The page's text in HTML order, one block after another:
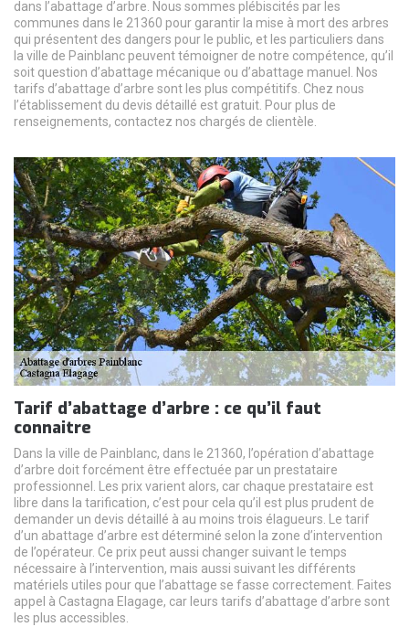
dans l’abattage d’arbre. Nous sommes plébiscités par les
communes dans le 21360 pour garantir la mise à mort des arbres
qui présentent des dangers pour le public, et les particuliers dans
la ville de Painblanc peuvent témoigner de notre compétence, qu’il
soit question d’abattage mécanique ou d’abattage manuel. Nos
tarifs d’abattage d’arbre sont les plus compétitifs. Chez nous
l’établissement du devis détaillé est gratuit. Pour plus de
renseignements, contactez nos chargés de clientèle.
Tarif d’abattage d’arbre : ce qu’il faut
connaitre
Dans la ville de Painblanc, dans le 21360, l’opération d’abattage
d’arbre doit forcément être effectuée par un prestataire
professionnel. Les prix varient alors, car chaque prestataire est
libre dans la tarification, c’est pour cela qu’il est plus prudent de
demander un devis détaillé à au moins trois élagueurs. Le tarif
d’un abattage d’arbre est déterminé selon la zone d’intervention
de l’opérateur. Ce prix peut aussi changer suivant le temps
nécessaire à l’intervention, mais aussi suivant les différents
matériels utiles pour que l’abattage se fasse correctement. Faites
appel à Castagna Elagage, car leurs tarifs d’abattage d’arbre sont
les plus accessibles.